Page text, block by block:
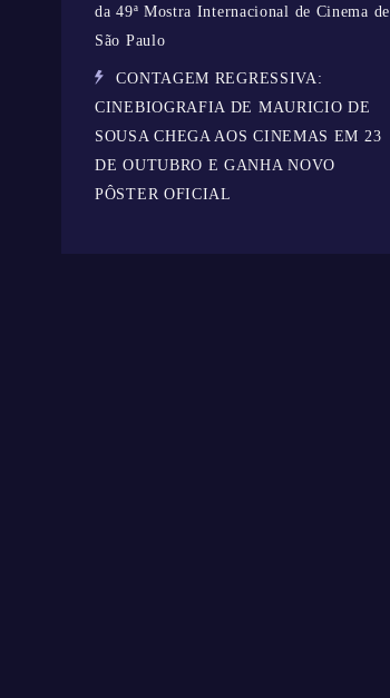
da 49ª Mostra Internacional de Cinema de
São Paulo
CONTAGEM REGRESSIVA:
CINEBIOGRAFIA DE MAURICIO DE
SOUSA CHEGA AOS CINEMAS EM 23
DE OUTUBRO E GANHA NOVO
PÔSTER OFICIAL